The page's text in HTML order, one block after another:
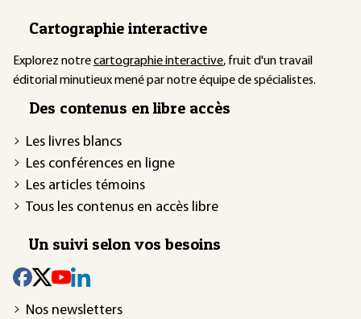
Cartographie interactive
Explorez notrecartographie interactive, fruit d'un travail
éditorial minutieux mené par notre équipe de spécialistes.
Des contenus en libre accès
Les livres blancs
Les conférences en ligne
Les articles témoins
Tous les contenus en accès libre
Un suivi selon vos besoins
Nos newsletters